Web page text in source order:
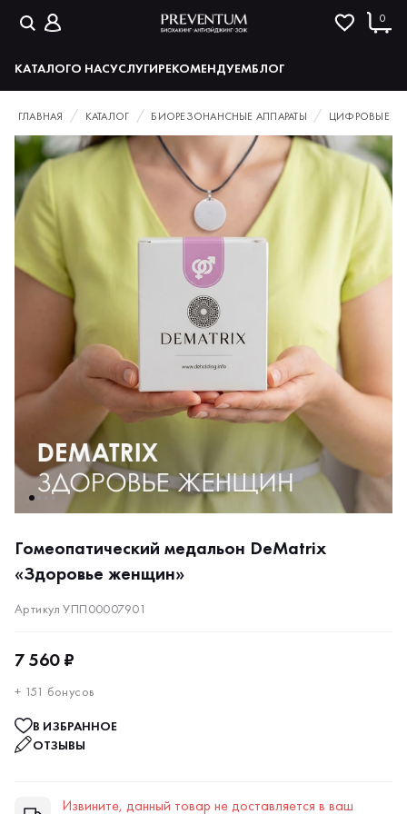
0
КАТАЛОГО НАСУСЛУГИРЕКОМЕНДУЕМБЛОГ
ГЛАВНАЯ КАТАЛОГ БИОРЕЗОНАНСНЫЕ АППАРАТЫ ЦИФРОВЫЕ
Гомеопатический медальон DeMatrix
«Здоровье женщин»
Артикул УПП00007901
7 560 ₽
+ 151 бонусов
В ИЗБРАННОЕ
ОТЗЫВЫ
Извините, данный товар не доставляется в ваш